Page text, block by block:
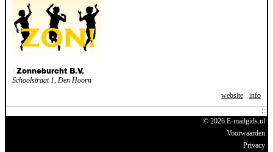
· Zonneburcht B.V.
Schoolstraat 1, Den Hoorn
website
info
© 2026 E-mailgids.nl
Voorwaarden
Privacy